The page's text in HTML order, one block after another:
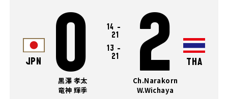
JPN 0 14 -
21
13 -
21
2 THA
黒澤 孝太
竜神 輝季
Ch.Narakorn
W.Wichaya